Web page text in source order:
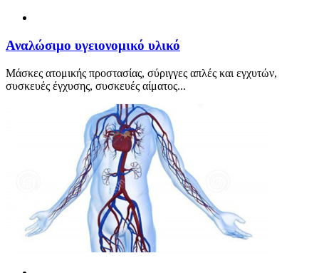
Αναλώσιμο υγειονομικό υλικό
Μάσκες ατομικής προστασίας, σύριγγες απλές και εγχυτών,
συσκευές έγχυσης, συσκευές αίματος...